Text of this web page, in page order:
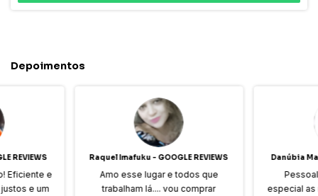
Depoimentos
REVIEWS
Eficiente e
e um
Raquel Imafuku - GOOGLE REVIEWS
Amo esse lugar e todos que
trabalham lá.... vou comprar
Danúbia
especial as